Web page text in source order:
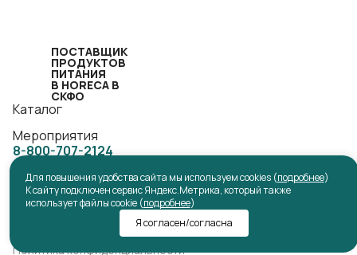
Для повышения удобства сайта мы используем cookies (подробнее)
К сайту подключен сервис Яндекс.Метрика, который также
использует файлы cookie (подробнее)
Я согласен/согласна
ПОСТАВЩИК
ПРОДУКТОВ
ПИТАНИЯ
В HORECA В
СКФО
Каталог
Мероприятия
8-800-707-2124
chernyaevaalena@frost26.ru
г. Ставрополь, ул. Заводская, д.11
Политика конфиденциальности